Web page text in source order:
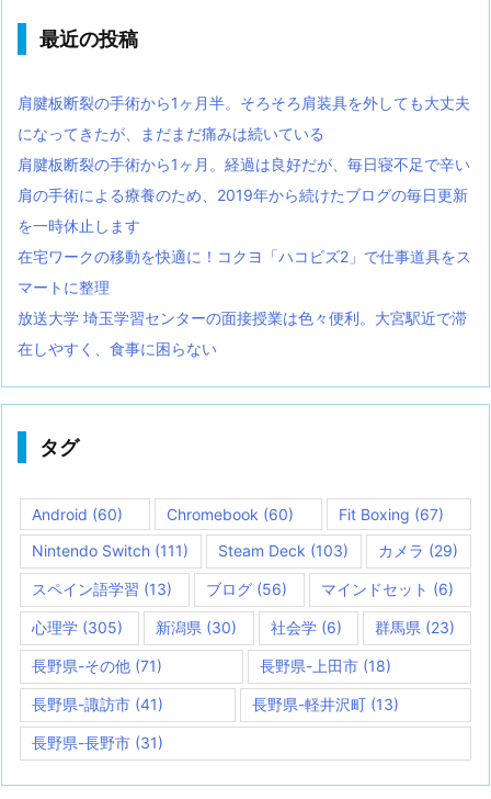
最近の投稿
肩腱板断裂の手術から1ヶ月半。そろそろ肩装具を外しても大丈夫
になってきたが、まだまだ痛みは続いている
肩腱板断裂の手術から1ヶ月。経過は良好だが、毎日寝不足で辛い
肩の手術による療養のため、2019年から続けたブログの毎日更新
を一時休止します
在宅ワークの移動を快適に！コクヨ「ハコビズ2」で仕事道具をス
マートに整理
放送大学 埼玉学習センターの面接授業は色々便利。大宮駅近で滞
在しやすく、食事に困らない
タグ
Android (60) Chromebook (60) Fit Boxing (67)
Nintendo Switch (111) Steam Deck (103) カメラ (29)
スペイン語学習 (13) ブログ (56) マインドセット (6)
心理学 (305) 新潟県 (30) 社会学(6) 群馬県 (23)
長野県-その他 (71) 長野県-上田市(18)
長野県-諏訪市 (41) 長野県-軽井沢町 (13)
長野県-長野市 (31)